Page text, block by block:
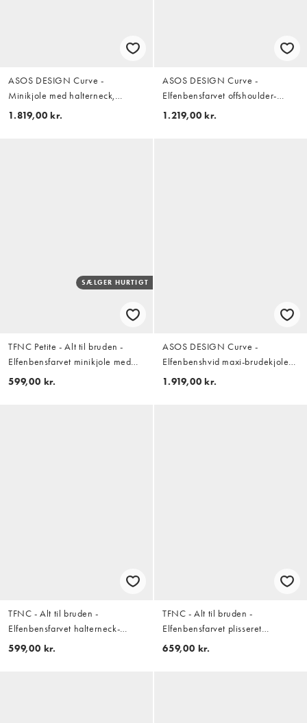
ASOS DESIGN Curve -
Minikjole med halterneck,
blomsterudsmykninger og
1.819,00 kr.
ASOS DESIGN Curve -
Elfenbensfarvet offshoulder-
minikjole i satin
1.219,00 kr.
SÆLGER HURTIGT
TFNC Petite - Alt til bruden -
Elfenbensfarvet minikjole med
halterneck og sløjfe på ryggen
599,00 kr.
ASOS DESIGN Curve -
Elfenbenshvid maxi-brudekjole
med lav ryg og overlag med
1.919,00 kr.
TFNC - Alt til bruden -
Elfenbensfarvet halterneck-
minikjole med sløjfe på ryggen
599,00 kr.
TFNC - Alt til bruden -
Elfenbensfarvet plisseret
minikjole med korsetdesign og
659,00 kr.